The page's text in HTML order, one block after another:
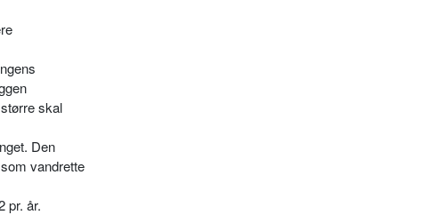
skal
Den
vandrette
pr. år.